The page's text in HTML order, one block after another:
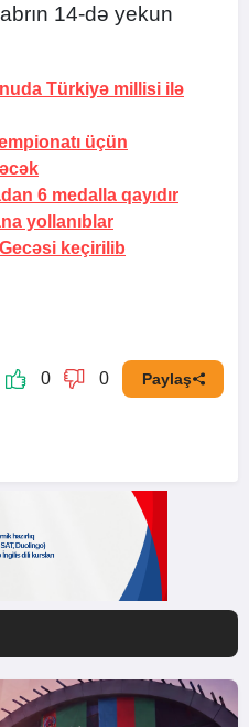
14-də yekun
Türkiyə millisi ilə
üçün
6 medalla qayıdır
yollanıblar
keçirilib
0 0 Paylaş